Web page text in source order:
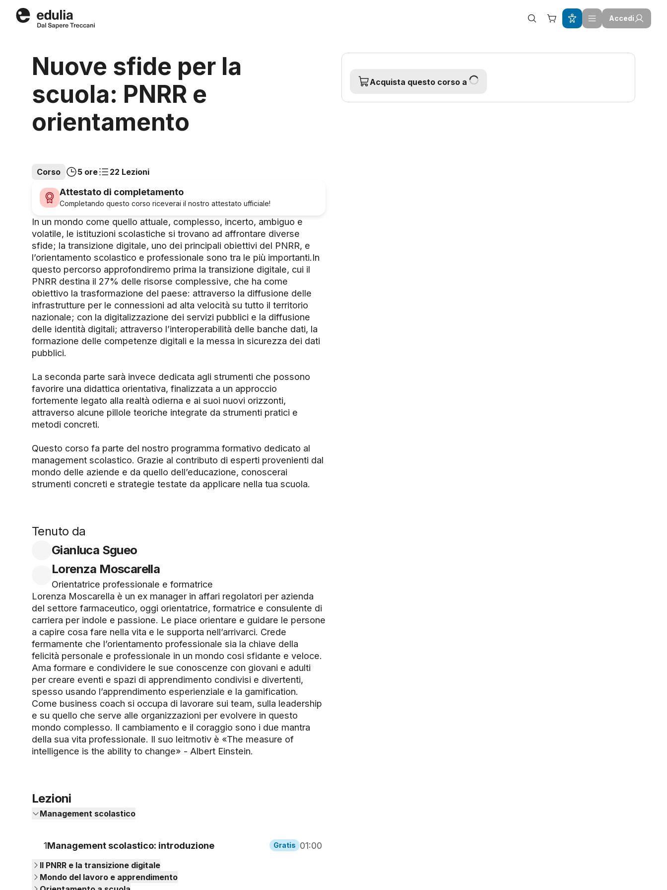
Edulia Accedi
Acquista questo corso a
Nuove sfide per la
scuola: PNRR e
orientamento
Corso 5 ore 22 Lezioni
Attestato di completamento
Completando questo corso riceverai il nostro attestato ufficiale!
In un mondo come quello attuale, complesso, incerto, ambiguo e
volatile, le istituzioni scolastiche si trovano ad affrontare diverse
sfide; la transizione digitale, uno dei principali obiettivi del PNRR, e
l’orientamento scolastico e professionale sono tra le più importanti.In
questo percorso approfondiremo prima la transizione digitale, cui il
PNRR destina il 27% delle risorse complessive, che ha come
obiettivo la trasformazione del paese: attraverso la diffusione delle
infrastrutture per le connessioni ad alta velocità su tutto il territorio
nazionale; con la digitalizzazione dei servizi pubblici e la diffusione
delle identità digitali; attraverso l’interoperabilità delle banche dati, la
formazione delle competenze digitali e la messa in sicurezza dei dati
pubblici.
La seconda parte sarà invece dedicata agli strumenti che possono
favorire una didattica orientativa, finalizzata a un approccio
fortemente legato alla realtà odierna e ai suoi nuovi orizzonti,
attraverso alcune pillole teoriche integrate da strumenti pratici e
metodi concreti.
Questo corso fa parte del nostro programma formativo dedicato al
management scolastico. Grazie al contributo di esperti provenienti dal
mondo delle aziende e da quello dell’educazione, conoscerai
strumenti concreti e strategie testate da applicare nella tua scuola.
Tenuto da
Gianluca Sgueo
Lorenza Moscarella
Orientatrice professionale e formatrice
Lorenza Moscarella è un ex manager in affari regolatori per azienda
del settore farmaceutico, oggi orientatrice, formatrice e consulente di
carriera per indole e passione. Le piace orientare e guidare le persone
a capire cosa fare nella vita e le supporta nell’arrivarci. Crede
fermamente che l’orientamento professionale sia la chiave della
felicità personale e professionale in un mondo cosi sfidante e veloce.
Ama formare e condividere le sue conoscenze con giovani e adulti
per creare eventi e spazi di apprendimento condivisi e divertenti,
spesso usando l’apprendimento esperienziale e la gamification.
Come business coach si occupa di lavorare sui team, sulla leadership
e su quello che serve alle organizzazioni per evolvere in questo
mondo complesso. Il cambiamento e il coraggio sono i due mantra
della sua vita professionale. Il suo leitmotiv è «The measure of
intelligence is the ability to change» - Albert Einstein.
Lezioni
Management scolastico
1Management scolastico: introduzione Gratis 01:00
Il PNRR e la transizione digitale
Mondo del lavoro e apprendimento